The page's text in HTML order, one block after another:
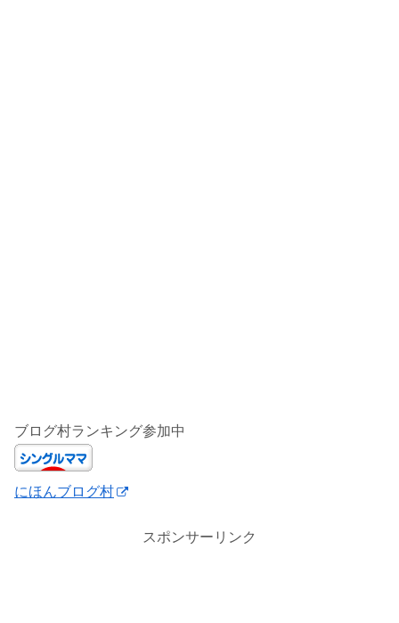
ブログ村ランキング参加中
にほんブログ村
スポンサーリンク